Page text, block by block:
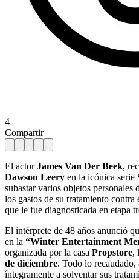
4
Compartir
El actorJames Van Der Beek,
Dawson Leery en la icónica serie
subastar varios objetos
los gastos de su tratamiento
que le fue diagnosticada en etapa
El intérprete de 48 años anunció
en la “Winter Entertainment
organizada por la casa Propstore,
de diciembre. Todo lo recaudado,
íntegramente a solventar sus